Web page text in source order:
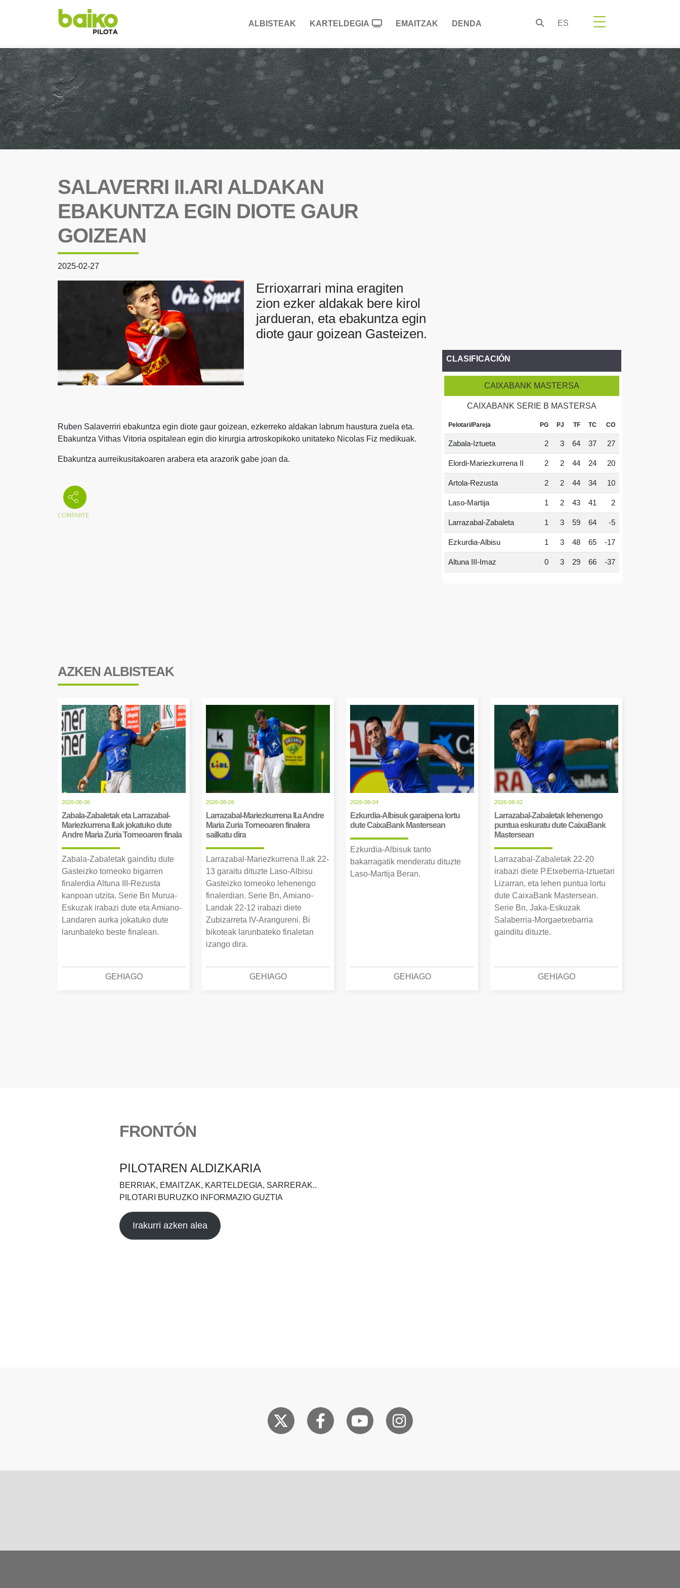
ALBISTEAK KARTELDEGIA EMAITZAK DENDA ES
SALAVERRI II.ARI ALDAKAN
EBAKUNTZA EGIN DIOTE GAUR
GOIZEAN
2025-02-27
Errioxarrari mina eragiten
zion ezker aldakak bere kirol
jardueran, eta ebakuntza egin
diote gaur goizean Gasteizen.
Ruben Salaverriri ebakuntza egin diote gaur goizean, ezkerreko aldakan labrum haustura zuela eta.
Ebakuntza Vithas Vitoria ospitalean egin dio kirurgia artroskopikoko unitateko Nicolas Fiz medikuak.
Ebakuntza aurreikusitakoaren arabera eta arazorik gabe joan da.
CLASIFICACIÓN
CAIXABANK MASTERSA
CAIXABANK SERIE B MASTERSA
Pelotari/Pareja PG PJ TF TC CO
Zabala-Iztueta 2 3 64 37 27
Elordi-Mariezkurrena II 2 2 44 24 20
Artola-Rezusta 2 2 44 34 10
Laso-Martija 1 2 43 41 2
Larrazabal-Zabaleta 1 3 59 64 -5
Ezkurdia-Albisu 1 3 48 65 -17
Altuna III-Imaz 0 3 29 66 -37
AZKEN ALBISTEAK
2026-08-06
Zabala-Zabaletak eta Larrazabal-
Mariezkurrena II.ak jokatuko dute
Andre Maria Zuria Torneoaren finala
Zabala-Zabaletak gainditu dute
Gasteizko torneoko bigarren
finalerdia Altuna III-Rezusta
kanpoan utzita. Serie Bn Murua-
Eskuzak irabazi dute eta Amiano-
Landaren aurka jokatuko dute
larunbateko beste finalean.
GEHIAGO
2026-08-05
Larrazabal-Mariezkurrena II.a Andre
Maria Zuria Torneoaren finalera
sailkatu dira
Larrazabal-Mariezkurrena II.ak 22-
13 garaitu dituzte Laso-Albisu
Gasteizko torneoko lehenengo
finalerdian. Serie Bn, Amiano-
Landak 22-12 irabazi diete
Zubizarreta IV-Arangureni. Bi
bikoteak larunbateko finaletan
izango dira.
GEHIAGO
2026-08-04
Ezkurdia-Albisuk garaipena lortu
dute CaixaBank Mastersean
Ezkurdia-Albisuk tanto
bakarragatik menderatu dituzte
Laso-Martija Beran.
GEHIAGO
2026-08-02
Larrazabal-Zabaletak lehenengo
puntua eskuratu dute CaixaBank
Mastersean
Larrazabal-Zabaletak 22-20
irabazi diete P.Etxeberria-Iztuetari
Lizarran, eta lehen puntua lortu
dute CaixaBank Mastersean.
Serie Bn, Jaka-Eskuzak
Salaberria-Morgaetxebarria
gainditu dituzte.
GEHIAGO
FRONTÓN
PILOTAREN ALDIZKARIA
BERRIAK, EMAITZAK, KARTELDEGIA, SARRERAK..
PILOTARI BURUZKO INFORMAZIO GUZTIA
Irakurri azken alea